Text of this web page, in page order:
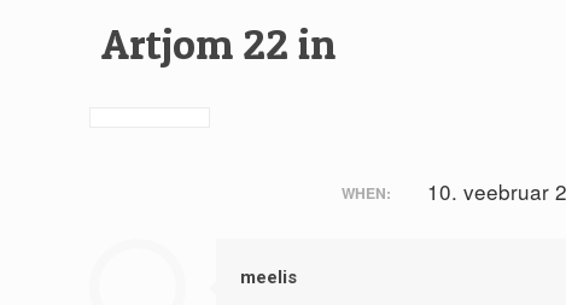
Artjom 22 in
WHEN: 10. veebruar
meelis